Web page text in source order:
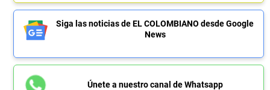
Siga las noticias de EL COLOMBIANO desde Google
News
Únete a nuestro canal de Whatsapp